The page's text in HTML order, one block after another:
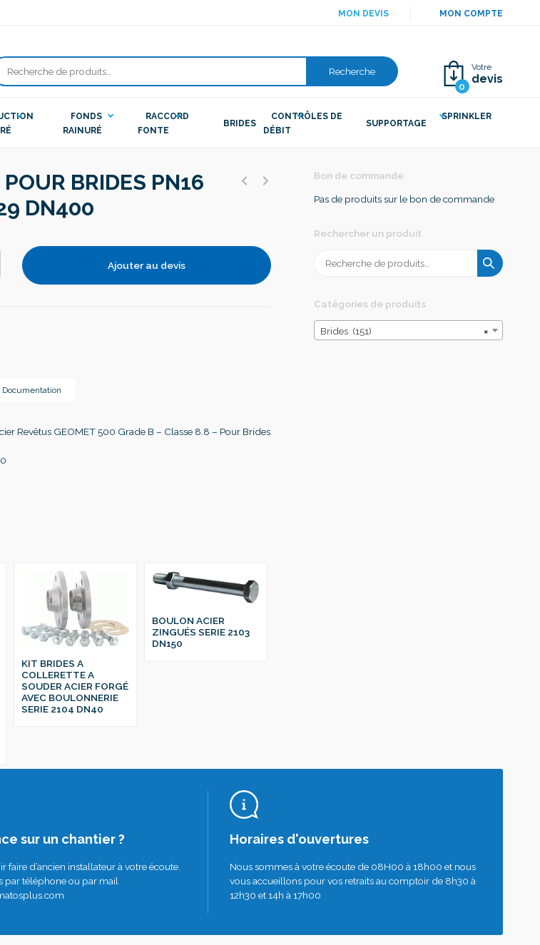
MON DEVIS MON COMPTE
Recherche
0
Votre
devis
FONDS
RAINURÉ
RACCORD
FONTE
BRIDES
CONTRÔLES DE
DÉBIT
SUPPORTAGE
SPRINKLER
BRIDES PN16
DN400
Ajouter au devis
Documentation
Revêtus GEOMET 500 Grade B – Classe 8.8 – Pour Brides
KIT BRIDES A
COLLERETTE A
SOUDER ACIER FORGÉ
AVEC BOULONNERIE
SERIE 2104 DN40
BOULON ACIER
ZINGUÉS SERIE 2103
DN150
Bon de commande
Pas de produits sur le bon de commande
Rechercher un produit
pour :
Catégories de produits
×
Brides (151)
sur un chantier ?
faire d’ancien installateur à votre écoute.
par téléphone ou par mail
Horaires d'ouvertures
Nous sommes à votre écoute de 08H00 à 18h00 et nous
vous accueillons pour vos retraits au comptoir de 8h30 à
12h30 et 14h à 17h00